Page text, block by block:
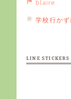
blaire
学校行かず
LINE STICKERS